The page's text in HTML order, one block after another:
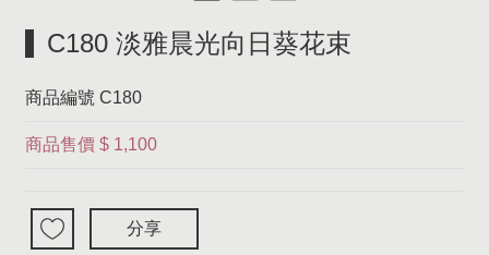
C180 淡雅晨光向日葵花束
商品編號 C180
商品售價 $ 1,100
分享